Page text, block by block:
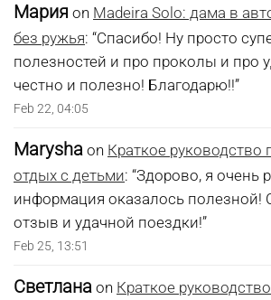
Мария on Madeira Solo: дама в
без ружья: “Спасибо! Ну просто
полезностей и про проколы и про
честно и полезно! Благодарю!!”
Feb 22, 04:05
Marysha on Краткое руководство
отдых с детьми: “Здорово, я очень
информация оказалось полезной!
отзыв и удачной поездки!”
Feb 25, 13:51
Светлана on Краткое